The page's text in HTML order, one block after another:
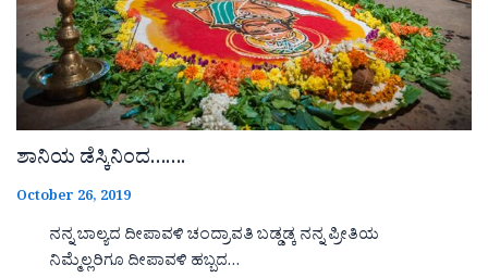
ಶಾನಿಯ ಡೆಸ್ಕಿನಿಂದ…….
October 26, 2019
ನನ್ನ ಬಾಲ್ಯದ ದೀಪಾವಳಿ ಚಂದ್ರಾವತಿ ಬಡ್ಡಡ್ಕ ನನ್ನ ಪ್ರೀತಿಯ
ನಿಮ್ಮೆಲ್ಲರಿಗೂ ದೀಪಾವಳಿ ಹಬ್ಬದ…